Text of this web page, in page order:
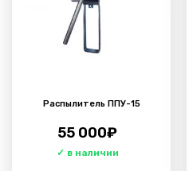
Распылитель ППУ-15
55 000₽